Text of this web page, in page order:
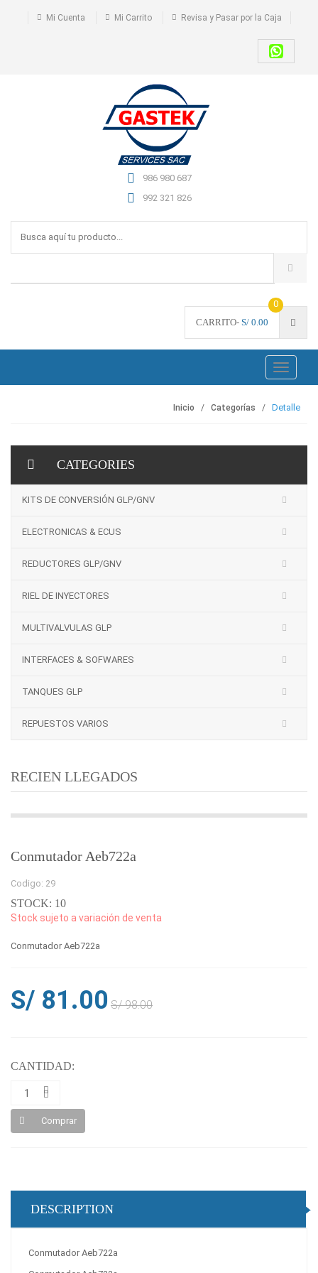
Mi Cuenta Mi Carrito Revisa y Pasar por la Caja
986 980 687
992 321 826
CARRITO- S/ 0.00
0
Toggle
Inicio Categorías Detalle
CATEGORIES
KITS DE CONVERSIÓN GLP/GNV
ELECTRONICAS & ECUS
REDUCTORES GLP/GNV
RIEL DE INYECTORES
MULTIVALVULAS GLP
INTERFACES & SOFWARES
TANQUES GLP
REPUESTOS VARIOS
RECIEN LLEGADOS
Conmutador Aeb722a
Codigo: 29
STOCK: 10
Stock sujeto a variación de venta
Conmutador Aeb722a
S/ 81.00 S/ 98.00
CANTIDAD:
Comprar
DESCRIPTION
Conmutador Aeb722a